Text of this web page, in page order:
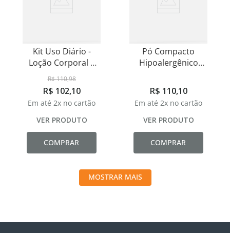
Kit Uso Diário -
Loção Corporal e
Hidratante Labial
R$110,98
R$ 102,10
Em até 2x no cartão
VER PRODUTO
COMPRAR
Pó Compacto
Hipoalergênico
R$ 110,10
Em até 2x no cartão
VER PRODUTO
COMPRAR
MOSTRAR MAIS